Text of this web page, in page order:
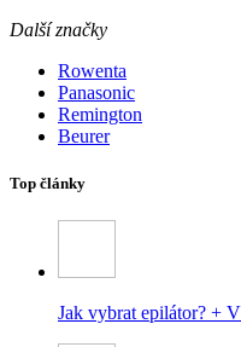
Další značky
Rowenta
Panasonic
Remington
Beurer
Top články
Jak vybrat epilátor? +